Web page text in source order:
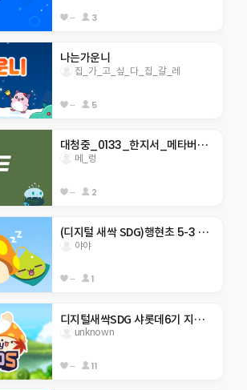
-- 3
나는가운니
집_가_고_싶_다_집_갈_레
-- 5
대청중_0133_한지서_메타버스 점프맵
메_렁
-- 2
(디지털 새싹 SDG)행현초 5-3 야야 -생태계 보호-
야야
-- 1
디지털새싹SDG 샤롯데6기 지구 구하기
unknown
-- 11